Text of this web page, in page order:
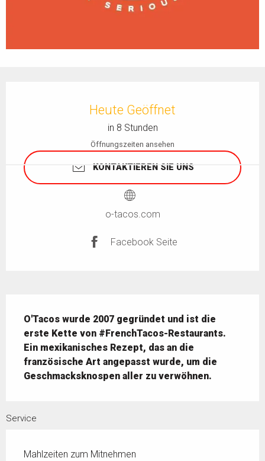
Heute Geöffnet
in 8 Stunden
Öffnungszeiten ansehen
KONTAKTIEREN SIE UNS
o-tacos.com
Facebook Seite
O'Tacos wurde 2007 gegründet und ist die
erste Kette von #FrenchTacos-Restaurants.
Ein mexikanisches Rezept, das an die
französische Art angepasst wurde, um die
Geschmacksknospen aller zu verwöhnen.
Service
Mahlzeiten zum Mitnehmen